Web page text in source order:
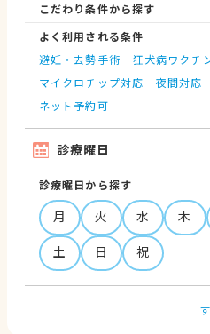
こだわり条件から探す
よく利用される条件
避妊・去勢手術
狂犬病ワクチ
マイクロチップ対応
夜間対応
ネット予約可
診療曜日
診療曜日から探す
月 火 水 木
土
日 祝